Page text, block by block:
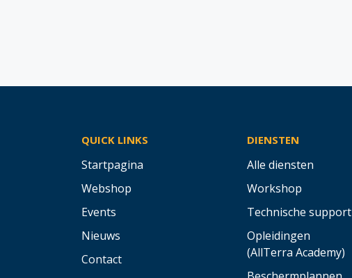
QUICK LINKS
Startpagina
Webshop
Events
Nieuws
Contact
DIENSTEN
Alle diensten
Workshop
Technische support
Opleidingen
(AllTerra Academy)